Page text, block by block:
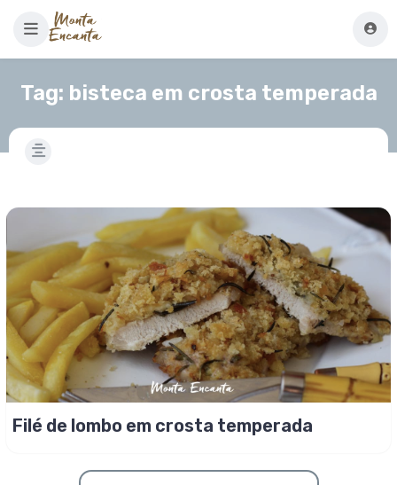
Tag: bisteca em crosta temperada
Filé de lombo em crosta temperada